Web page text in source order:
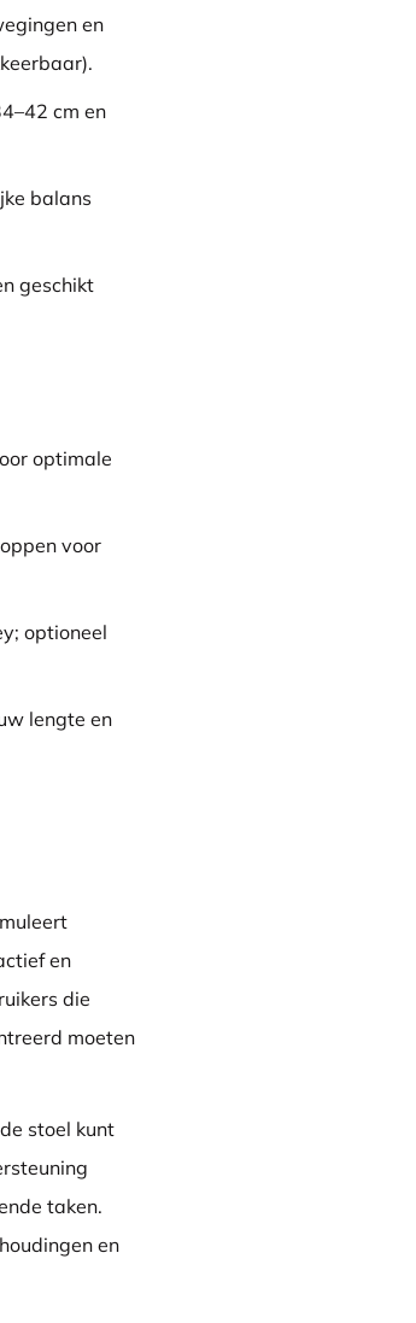
en
cm en
balans
geschikt
optimale
voor
optioneel
lengte en
en
die
moeten
stoel kunt
taken.
en